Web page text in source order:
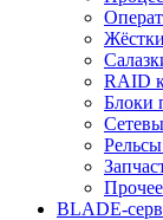
RAID
Блоки
Прочее
BLADE-